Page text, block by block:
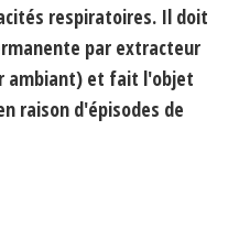
respiratoires. Il doit
par extracteur
ambiant) et fait l'objet
raison d'épisodes de